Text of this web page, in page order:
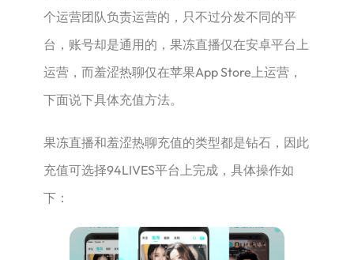
个运营团队负责运营的，只不过分发不同的平
台，账号却是通用的，果冻直播仅在安卓平台上
运营，而羞涩热聊仅在苹果App Store上运营，
下面说下具体充值方法。
果冻直播和羞涩热聊充值的类型都是钻石，因此
充值可选择94LIVES平台上完成，具体操作如
下：